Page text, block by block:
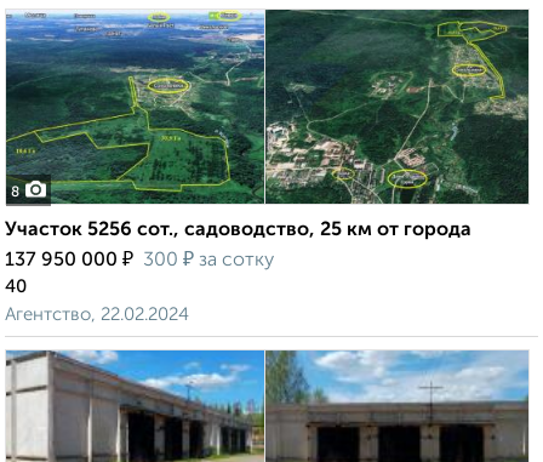
8
Участок 5256 сот., садоводство, 25 км от города
137 950 000 ₽ 300 ₽ за сотку
40
Агентство, 22.02.2024